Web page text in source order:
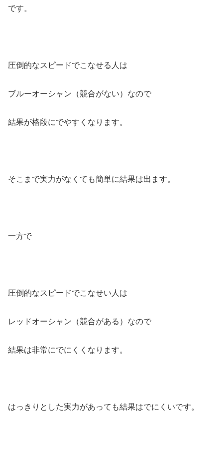
です。
圧倒的なスピードでこなせる人は
ブルーオーシャン（競合がない）なので
結果が格段にでやすくなります。
そこまで実力がなくても簡単に結果は出ます。
一方で
圧倒的なスピードでこなせい人は
レッドオーシャン（競合がある）なので
結果は非常にでにくくなります。
はっきりとした実力があっても結果はでにくいです。